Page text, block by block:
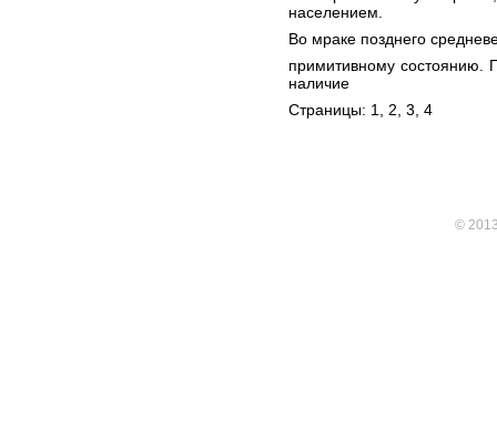
населением.
Во мраке позднего
примитивному состоянию.
наличие
Страницы: 1, 2 3 4
©